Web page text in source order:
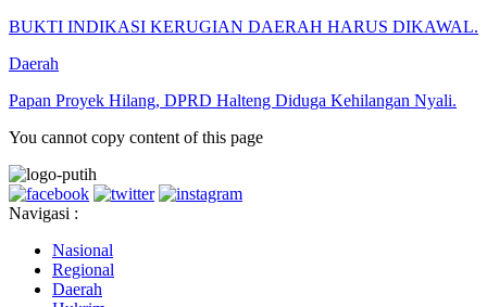
BUKTI INDIKASI KERUGIAN DAERAH HARUS DIKAWAL.
Daerah
Papan Proyek Hilang, DPRD Halteng Diduga Kehilangan Nyali.
You cannot copy content of this page
Navigasi :
Nasional
Regional
Daerah